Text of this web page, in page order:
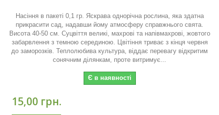
Насіння в пакеті 0,1 гр. Яскрава однорічна рослина, яка здатна
прикрасити сад, надавши йому атмосферу справжнього свята.
Висота 40-50 см. Суцвіття великі, махрові та напівмахрові, жовтого
забарвлення з темною серединою. Цвітіння триває з кінця червня
до заморозків. Теплолюбива культура, віддає перевагу відкритим
сонячним ділянкам, проте витримує...
Є в наявності
15,00 грн.